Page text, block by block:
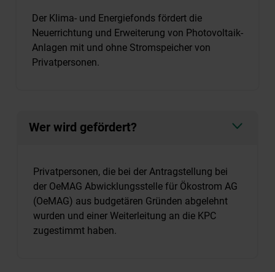
Der Klima- und Energiefonds fördert die
Neuerrichtung und Erweiterung von Photovoltaik-
Anlagen mit und ohne Stromspeicher von
Privatpersonen.
Wer wird gefördert?
Privatpersonen, die bei der Antragstellung bei
der OeMAG Abwicklungsstelle für Ökostrom AG
(OeMAG) aus budgetären Gründen abgelehnt
wurden und einer Weiterleitung an die KPC
zugestimmt haben.